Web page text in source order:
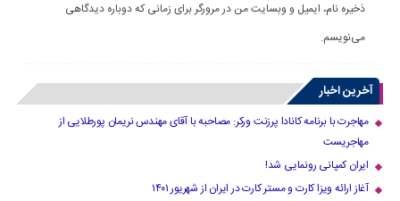
ذخیره نام، ایمیل و وبسایت من در مرورگر برای زمانی که دوباره دیدگاهی
می‌نویسم.
آخرین اخبار
مهاجرت با برنامه کانادا پرزنت ورکر: مصاحبه با آقای مهندس نریمان پورطلایی از
مهاجریست
ایران کمپانی رونمایی شد!
آغاز ارائه ویزا کارت و مستر کارت در ایران از شهریور ۱۴۰۱